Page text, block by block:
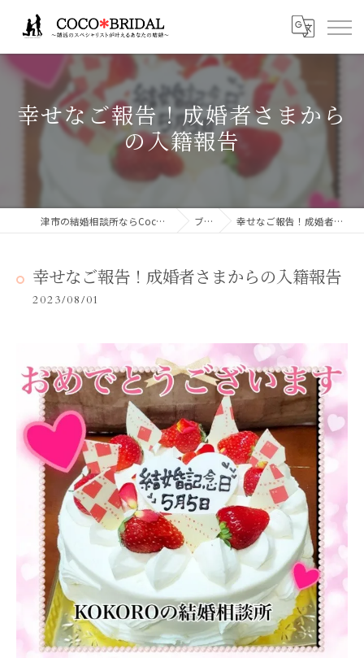
幸せなご報告！成婚者さまから
の入籍報告
津市の結婚相談所ならCocoBridalココブライダル ブログ 幸せなご報告！成婚者さまからの入籍報告
幸せなご報告！成婚者さまからの入籍報告
2023/08/01